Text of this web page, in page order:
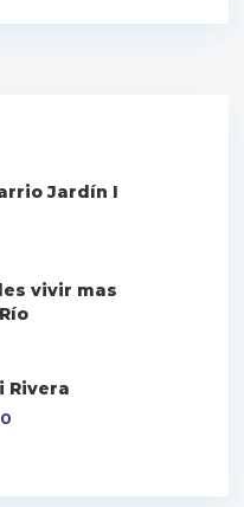
Jardín I
vivir mas
Rivera